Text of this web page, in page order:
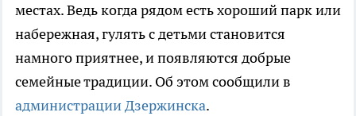
местах. Ведь когда рядом есть хороший парк или
набережная, гулять с детьми становится
намного приятнее, и появляются добрые
семейные традиции. Об этом сообщили в
администрации Дзержинска.